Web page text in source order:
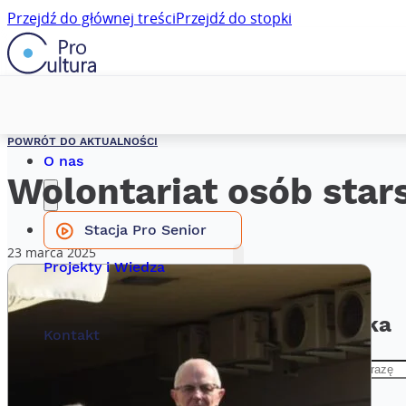
Przejdź do głównej treściPrzejdź do stopki
O nas
Stacja Pro Senior
Projekty i Wiedza
Kontakt Wyszukiwarka
Szukaj
POWRÓT DO AKTUALNOŚCI
Wolontariat osób
23 marca 2025